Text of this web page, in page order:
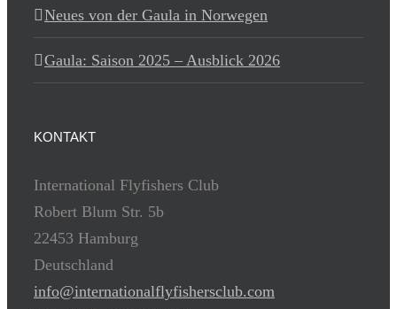
Neues von der Gaula in Norwegen
Gaula: Saison 2025 – Ausblick 2026
KONTAKT
International Flyfishers Club
Robert Blum Str. 5b
22453 Hamburg
Deutschland
info@internationalflyfishersclub.com